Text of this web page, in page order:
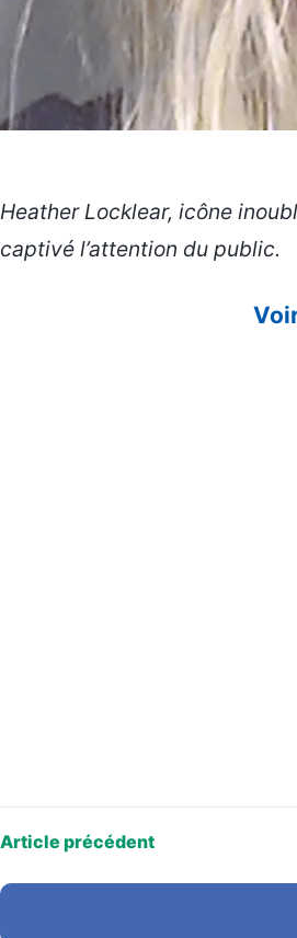
Heather Locklear, icône
captivé l’attention du public.
Article précédent